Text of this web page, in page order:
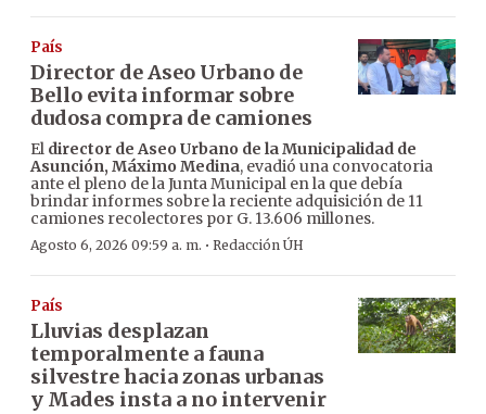
País
Director de Aseo Urbano de
Bello evita informar sobre
dudosa compra de camiones
El director de Aseo Urbano de la Municipalidad de
Asunción, Máximo Medina, evadió una convocatoria
ante el pleno de la Junta Municipal en la que debía
brindar informes sobre la reciente adquisición de 11
camiones recolectores por G. 13.606 millones.
Agosto 6, 2026 09:59 a. m. · Redacción ÚH
País
Lluvias desplazan
temporalmente a fauna
silvestre hacia zonas urbanas
y Mades insta a no intervenir